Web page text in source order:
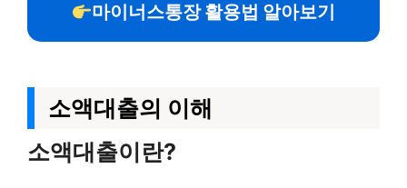
마이너스통장 활용법 알아보기
소액대출의 이해
소액대출이란?